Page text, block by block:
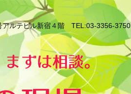
アルテビル新宿４階 TEL:03-3356-3750